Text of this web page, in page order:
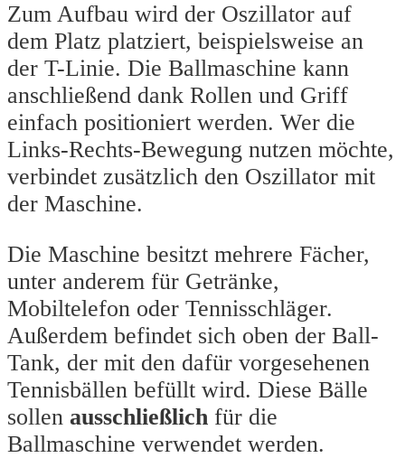
Zum Aufbau wird der Oszillator auf
dem Platz platziert, beispielsweise an
der T-Linie. Die Ballmaschine kann
anschließend dank Rollen und Griff
einfach positioniert werden. Wer die
Links-Rechts-Bewegung nutzen möchte,
verbindet zusätzlich den Oszillator mit
der Maschine.
Die Maschine besitzt mehrere Fächer,
unter anderem für Getränke,
Mobiltelefon oder Tennisschläger.
Außerdem befindet sich oben der Ball-
Tank, der mit den dafür vorgesehenen
Tennisbällen befüllt wird. Diese Bälle
sollen ausschließlich für die
Ballmaschine verwendet werden.